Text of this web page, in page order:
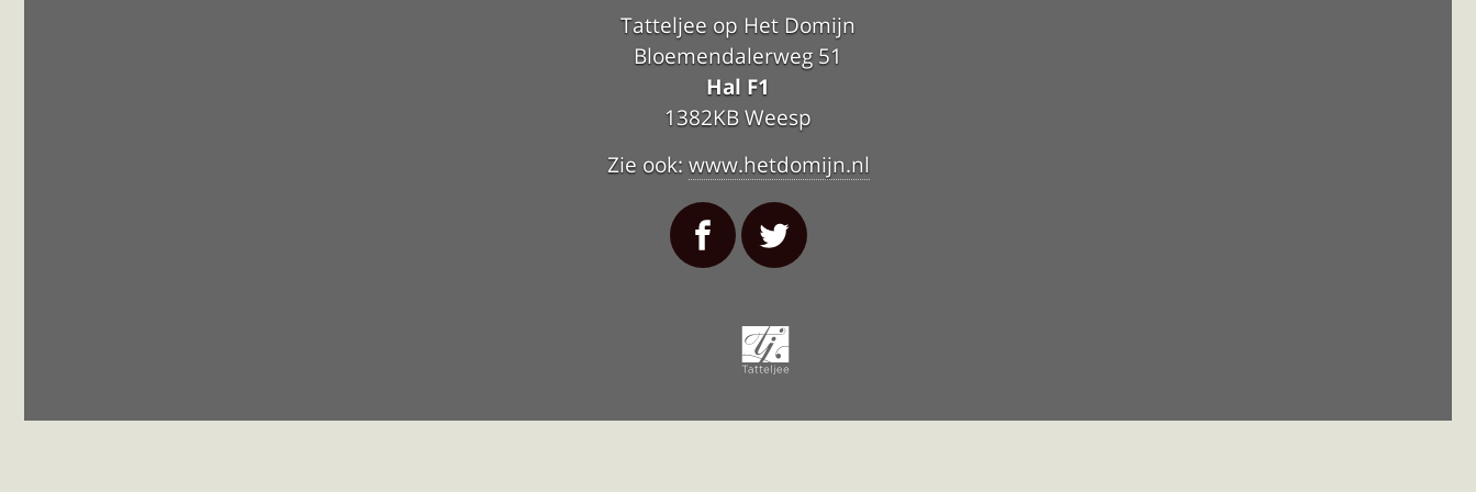
Tatteljee op Het Domijn
Bloemendalerweg 51
Hal F1
1382KB Weesp
Zie ook: www.hetdomijn.nl
Tatteljee